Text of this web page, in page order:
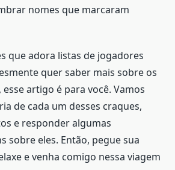
nomes que marcaram
que adora listas de jogadores
quer saber mais sobre os
artigo é para você. Vamos
de cada um desses craques,
e responder algumas
sobre eles. Então, pegue sua
e venha comigo nessa viagem